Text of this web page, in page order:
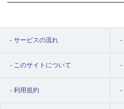
サービスの流れ
このサイトについて
利用規約